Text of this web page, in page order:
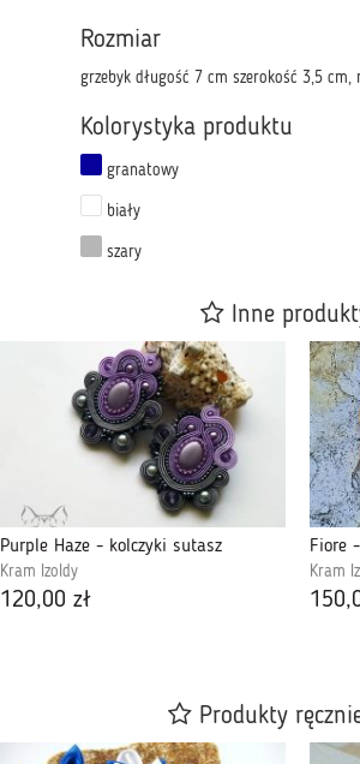
Rozmiar
grzebyk długość 7 cm szerokość 3,5
Kolorystyka produktu
granatowy
biały
szary
Inne
Purple Haze - kolczyki sutasz
Kram Izoldy
120,00 zł
Fiore
Kram
Produkty